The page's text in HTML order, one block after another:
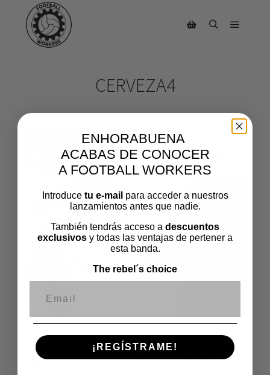
CERVEZA4
Volver a Cerveza La WorkerPorfootballworkers
Publicado
julio 2, 2025El tamaño completo es de1086 × 900pixels
ENHORABUENA
ACABAS DE CONOCER
A FOOTBALL WORKERS
Introduce tu e-mail para acceder a nuestros
lanzamientos antes que nadie.
También tendrás acceso a descuentos
exclusivos y todas las ventajas de pertener a
esta banda.
The rebel´s choice
¡REGÍSTRAME!